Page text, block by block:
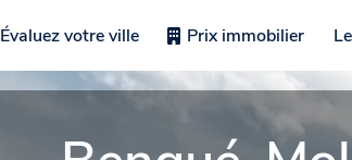
Évaluez votre ville Prix immobilier